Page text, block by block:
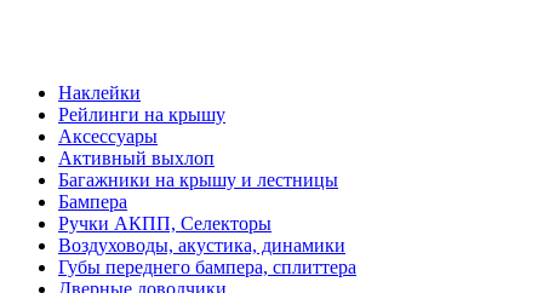
Наклейки
Рейлинги на крышу
Аксессуары
Активный выхлоп
Багажники на крышу и лестницы
Бампера
Ручки АКПП, Селекторы
Воздуховоды, акустика, динамики
Губы переднего бампера, сплиттера